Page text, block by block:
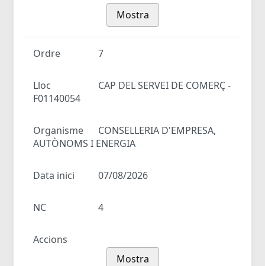
Mostra
Ordre 7
Lloc
CAP DEL SERVEI DE COMERÇ -
F01140054
Organisme
CONSELLERIA D'EMPRESA,
AUTÒNOMS I ENERGIA
Data inici 07/08/2026
NC 4
Accions
Mostra